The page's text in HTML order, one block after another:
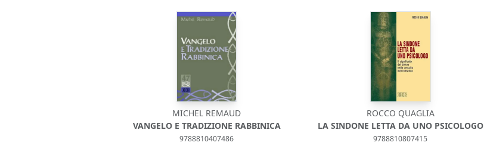
MICHEL REMAUD
VANGELO E TRADIZIONE RABBINICA
9788810407486
ROCCO QUAGLIA
LA SINDONE LETTA DA UNO PSICOLOGO
9788810807415